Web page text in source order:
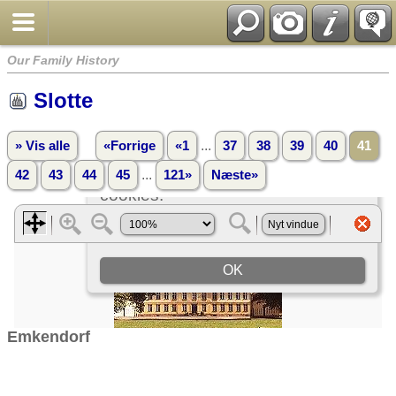
Our Family History
Slotte
» Vis alle «Forrige «1 ... 37 38 39 40 41
42 43 44 45 ... 121» Næste»
Emkendorf